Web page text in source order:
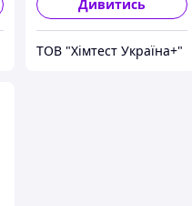
Дивитись
ТОВ "Хімтест Україна+"